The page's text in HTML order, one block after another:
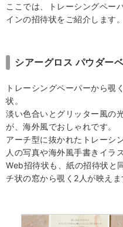
ここでは、トレーシングペー
インの招待状をご紹介します。
シアーグロス パウダー
トレーシングペーパーから覗
状。
淡い色合いとグリッター風の
が、海外風でおしゃれです。
アーチ型に抜かれたトレーシ
人の写真や海外風手書きイラ
Web招待状も、紙の招待状と
チ状の窓から覗く2人が映えま